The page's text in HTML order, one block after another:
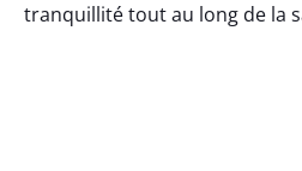
tranquillité tout au long de la